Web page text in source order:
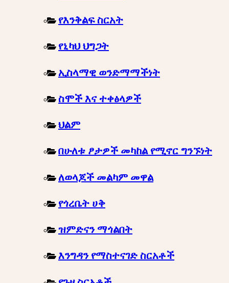
የእንቅልፍ ስርአት
የኒካህ ህግጋት
ኢስላማዊ ወንድማማችነት
ስሞች እና ተቀፅላዎች
ህልም
በሁለቱ ፆታዎች መካከል የሚኖር ግንኙነት
ለወላጆች መልካም መዋል
የጎረቤት ሀቅ
ዝምድናን ማጎልበት
እንግዳን የማስተናገድ ስርአቶች